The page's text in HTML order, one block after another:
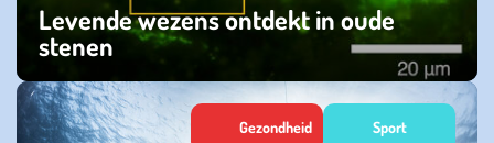
Levende wezens ontdekt in oude
stenen
woensdag 15 januari 2025
Gezondheid Sport